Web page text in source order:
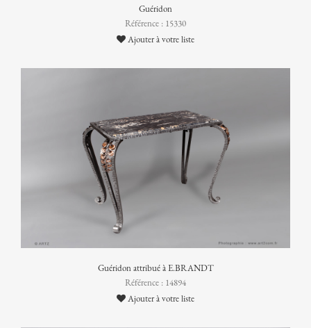
Guéridon
Référence : 15330
Ajouter à votre liste
Guéridon attribué à E.BRANDT
Référence : 14894
Ajouter à votre liste